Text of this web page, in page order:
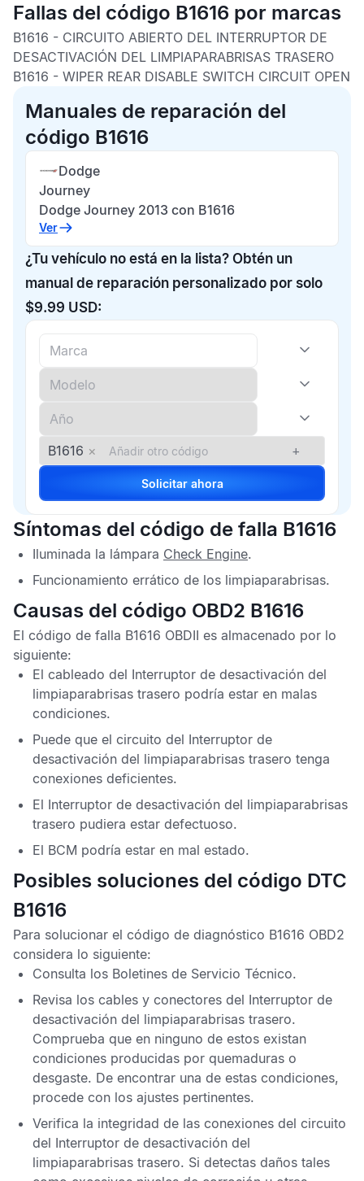
Fallas del código B1616 por marcas
B1616 - CIRCUITO ABIERTO DEL INTERRUPTOR DE
DESACTIVACIÓN DEL LIMPIAPARABRISAS TRASERO
B1616 - WIPER REAR DISABLE SWITCH CIRCUIT OPEN
Manuales de reparación del
código B1616
Dodge
Journey
Dodge Journey 2013 con B1616
Ver
¿Tu vehículo no está en la lista? Obtén un
manual de reparación personalizado por solo
$9.99 USD:
B1616 × +
Solicitar ahora
Síntomas del código de falla B1616
Iluminada la lámpara Check Engine.
Funcionamiento errático de los limpiaparabrisas.
Causas del código OBD2 B1616
El código de falla B1616 OBDII es almacenado por lo
siguiente:
El cableado del Interruptor de desactivación del
limpiaparabrisas trasero podría estar en malas
condiciones.
Puede que el circuito del Interruptor de
desactivación del limpiaparabrisas trasero tenga
conexiones deficientes.
El Interruptor de desactivación del limpiaparabrisas
trasero pudiera estar defectuoso.
El BCM podría estar en mal estado.
Posibles soluciones del código DTC
B1616
Para solucionar el código de diagnóstico B1616 OBD2
considera lo siguiente:
Consulta los Boletines de Servicio Técnico.
Revisa los cables y conectores del Interruptor de
desactivación del limpiaparabrisas trasero.
Comprueba que en ninguno de estos existan
condiciones producidas por quemaduras o
desgaste. De encontrar una de estas condiciones,
procede con los ajustes pertinentes.
Verifica la integridad de las conexiones del circuito
del Interruptor de desactivación del
limpiaparabrisas trasero. Si detectas daños tales